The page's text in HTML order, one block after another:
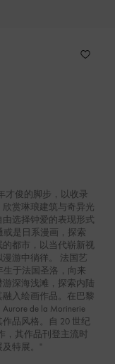
才俊的脚步，以收录
赏琳琅建筑与奇异光
选择钟爱的表现形式
是日系漫画，探索
都市，以当代崭新视
游中徜徉。 法国艺
生于法国圣洛，向来
深海浅滩，探索内陆
入绘画作品。在巴黎
de la Morinerie
品风格。自 20 世纪
，其作品刊登主流时
特展。"